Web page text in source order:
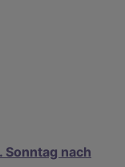
nach